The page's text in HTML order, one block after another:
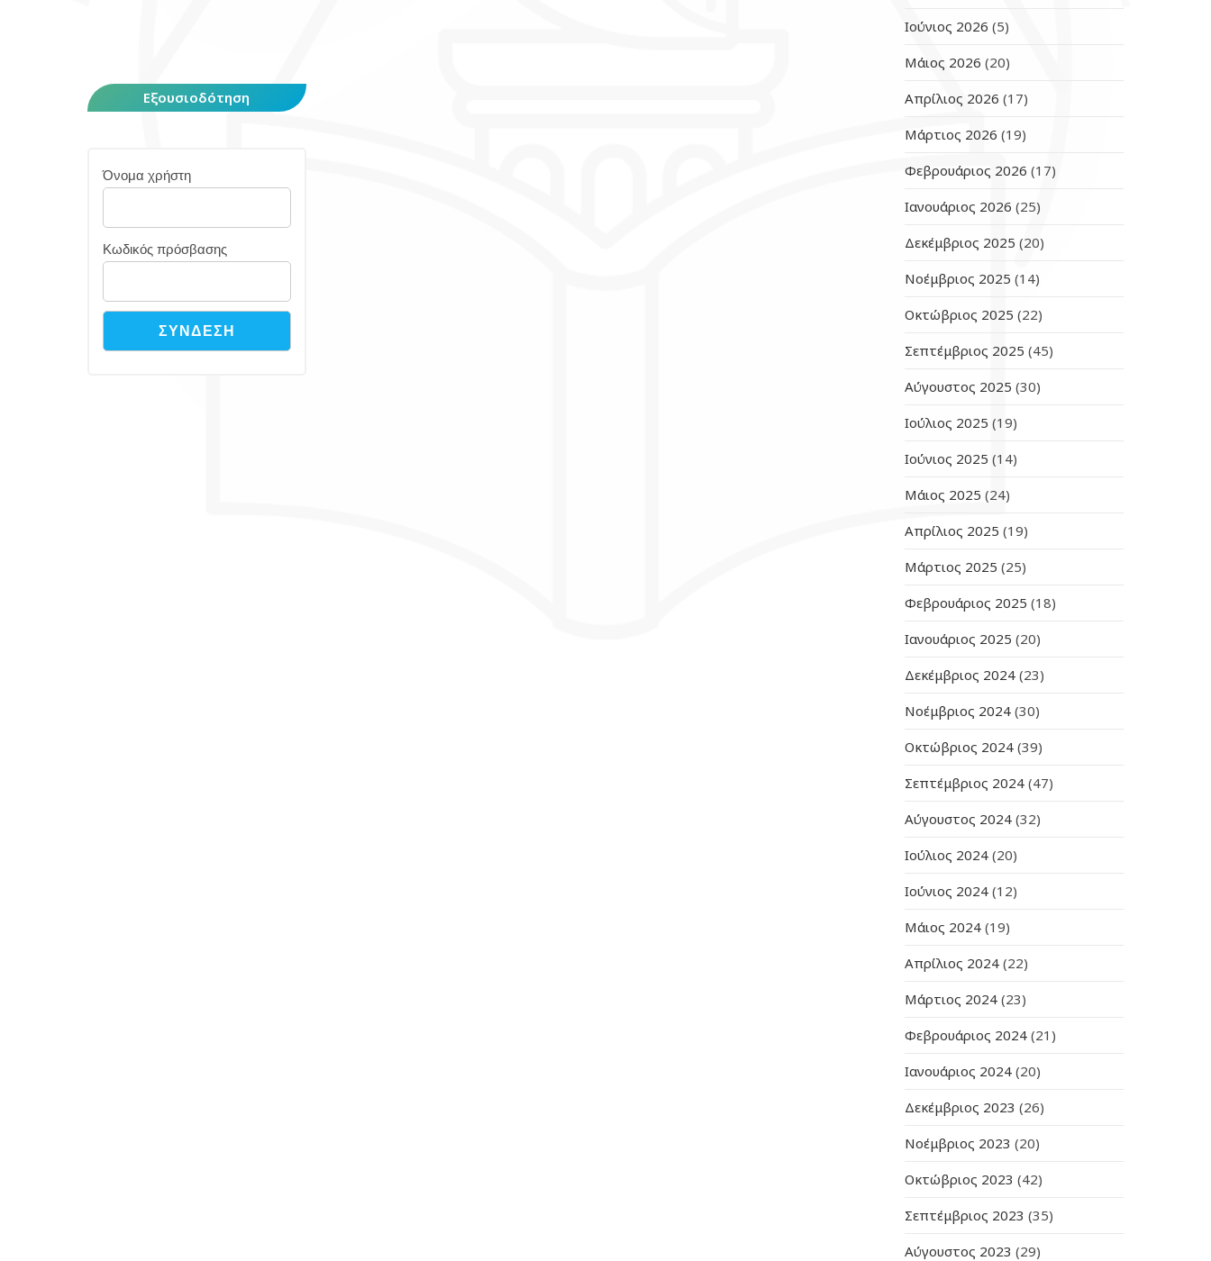
Εξουσιοδότηση
Όνομα χρήστη
Κωδικός πρόσβασης
Ιούνιος 2026 (5)
Μάιος 2026 (20)
Απρίλιος 2026 (17)
Μάρτιος 2026 (19)
Φεβρουάριος 2026 (17)
Ιανουάριος 2026 (25)
Δεκέμβριος 2025 (20)
Νοέμβριος 2025 (14)
Οκτώβριος 2025 (22)
Σεπτέμβριος 2025 (45)
Αύγουστος 2025 (30)
Ιούλιος 2025 (19)
Ιούνιος 2025 (14)
Μάιος 2025 (24)
Απρίλιος 2025 (19)
Μάρτιος 2025 (25)
Φεβρουάριος 2025 (18)
Ιανουάριος 2025 (20)
Δεκέμβριος 2024 (23)
Νοέμβριος 2024 (30)
Οκτώβριος 2024 (39)
Σεπτέμβριος 2024 (47)
Αύγουστος 2024 (32)
Ιούλιος 2024 (20)
Ιούνιος 2024 (12)
Μάιος 2024 (19)
Απρίλιος 2024 (22)
Μάρτιος 2024 (23)
Φεβρουάριος 2024 (21)
Ιανουάριος 2024 (20)
Δεκέμβριος 2023 (26)
Νοέμβριος 2023 (20)
Οκτώβριος 2023 (42)
Σεπτέμβριος 2023 (35)
Αύγουστος 2023 (29)